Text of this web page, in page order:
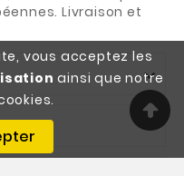
vous acceptez les
ainsi que notre
Livraison et

